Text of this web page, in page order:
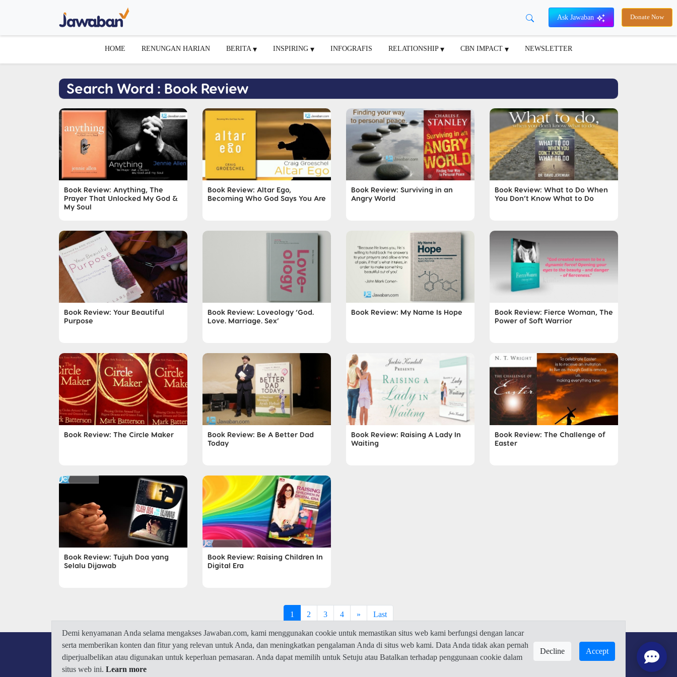
Ask Jawaban Donate Now
HOME RENUNGAN HARIAN BERITA INSPIRING INFOGRAFIS RELATIONSHIP CBN IMPACT NEWSLETTER
Search Word : Book Review
Book Review: Anything, The
Prayer That Unlocked My God &
My Soul
Book Review: Altar Ego,
Becoming Who God Says You Are
Book Review: Surviving in an
Angry World
Book Review: What to Do When
You Don’t Know What to Do
Book Review: Your Beautiful
Purpose
Book Review: Loveology ‘God.
Love. Marriage. Sex’
Book Review: My Name Is Hope
Book Review: Fierce Woman, The
Power of Soft Warrior
Book Review: The Circle Maker
Book Review: Be A Better Dad
Today
Book Review: Raising A Lady In
Waiting
Book Review: The Challenge of
Easter
Book Review: Tujuh Doa yang
Selalu Dijawab
Book Review: Raising Children In
Digital Era
1 2 3 4 » Last
Demi kenyamanan Anda selama mengakses Jawaban.com, kami menggunakan cookie untuk memastikan situs web kami berfungsi dengan lancar
serta memberikan konten dan fitur yang relevan untuk Anda, dan meningkatkan pengalaman Anda di situs web kami. Data Anda tidak akan pernah
diperjualbelikan atau digunakan untuk keperluan pemasaran. Anda dapat memilih untuk Setuju atau Batalkan terhadap penggunaan cookie dalam
situs web ini. Learn more
Decline Accept
© 2026 Jawaban.com -Privacy Policy